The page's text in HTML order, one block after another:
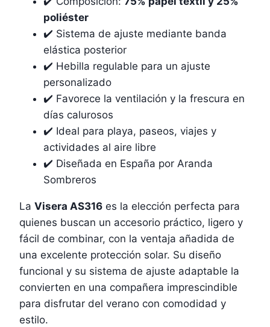
poliéster
✔️ Sistema de ajuste mediante banda
elástica posterior
✔️ Hebilla regulable para un ajuste
personalizado
✔️ Favorece la ventilación y la frescura en
días calurosos
✔️ Ideal para playa, paseos, viajes y
actividades al aire libre
✔️ Diseñada en España por Aranda
Sombreros
La Visera AS316 es la elección perfecta para
quienes buscan un accesorio práctico, ligero y
fácil de combinar, con la ventaja añadida de
una excelente protección solar. Su diseño
funcional y su sistema de ajuste adaptable la
convierten en una compañera imprescindible
para disfrutar del verano con comodidad y
estilo.